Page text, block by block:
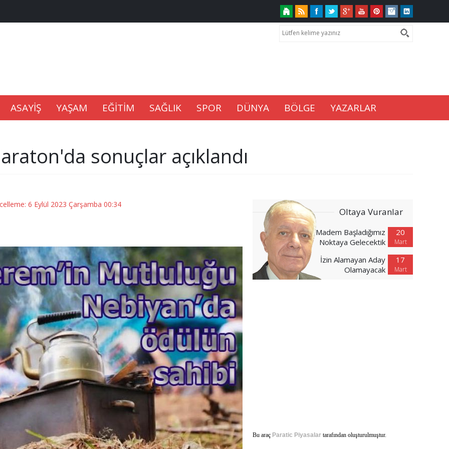
Geliyor
ASAYİŞ YAŞAM EĞİTİM SAĞLIK SPOR DÜNYA BÖLGE YAZARLAR
sonuçlar açıklandı
6 Eylül 2023 Çarşamba 00:34
Oltaya Vuranlar
20
Mart
Madem Başladığımız
Noktaya Gelecektik
17
Mart
İzin Alamayan Aday
Olamayacak
Bu araç Paratic Piyasalar tarafından oluşturulmuştur.